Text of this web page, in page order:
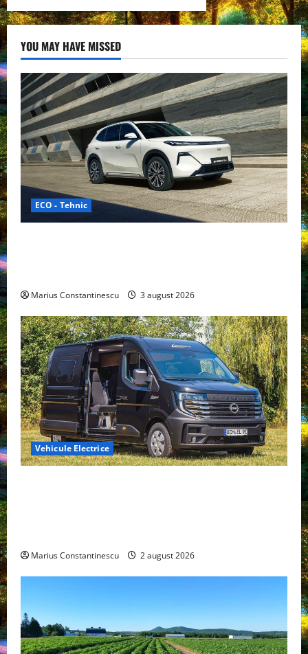
i
o
n
YOU MAY HAVE MISSED
ECO - Tehnic
Marius Constantinescu 3 august 2026
Vehicule Electrice
Marius Constantinescu 2 august 2026